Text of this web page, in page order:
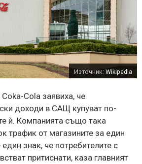
Източник:Wikipedia
Cola заявиха, че
доходи в САЩ купуват по-
ѝ. Компанията също така
трафик от магазините за един
знак, че потребителите с
притиснати, каза главният